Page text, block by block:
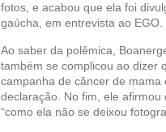
fotos, e acabou que ela foi
gaúcha, em entrevista ao EGO.
Ao saber da polêmica,
também se complicou ao dizer
campanha de câncer de
declaração. No fim, ele
“como ela não se deixou